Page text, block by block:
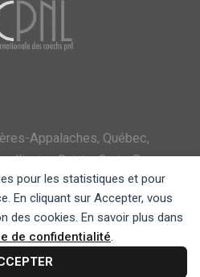
pour les statistiques et pour
En cliquant sur Accepter, vous
des cookies. En savoir plus dans
de confidentialité.
Appalaches, Québec,
Sainte-Croix, Beauce,
droits réservés. | Conception